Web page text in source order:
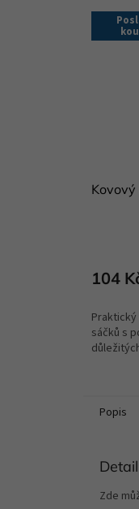
Kovový
104
sáčků s
Popis
Zde